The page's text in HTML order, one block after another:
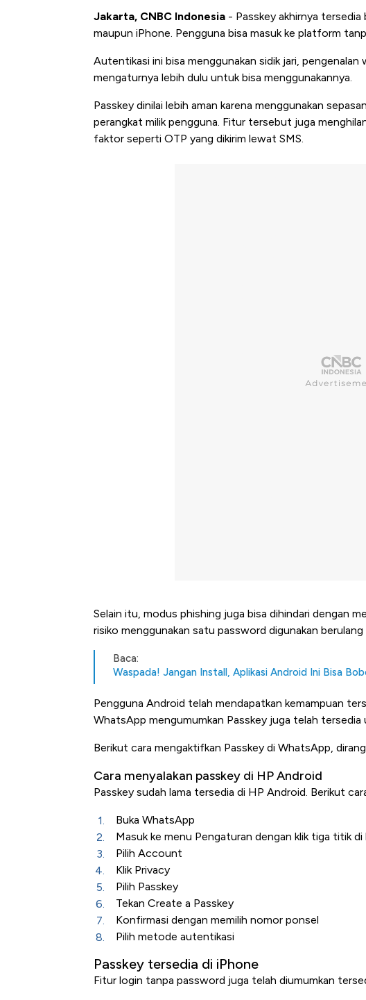
Jakarta, CNBC Indonesia - Passkey akhirnya
maupun iPhone. Pengguna bisa masuk ke platform
Autentikasi ini bisa menggunakan sidik jari, pengenalan
mengaturnya lebih dulu untuk bisa menggunakannya.
Passkey dinilai lebih aman karena menggunakan
perangkat milik pengguna. Fitur tersebut juga
faktor seperti OTP yang dikirim lewat SMS.
Selain itu, modus phishing juga bisa dihindari dengan
risiko menggunakan satu password digunakan berulang
Baca:
Waspada! Jangan Install, Aplikasi Android Ini Bisa
Pengguna Android telah mendapatkan kemampuan
WhatsApp mengumumkan Passkey juga telah tersedia
Berikut cara mengaktifkan Passkey di WhatsApp,
Cara menyalakan passkey di HP Android
Passkey sudah lama tersedia di HP Android. Berikut
Buka WhatsApp
Masuk ke menu Pengaturan dengan klik tiga titik di
Pilih Account
Klik Privacy
Pilih Passkey
Tekan Create a Passkey
Konfirmasi dengan memilih nomor ponsel
Pilih metode autentikasi
Passkey tersedia di iPhone
Fitur login tanpa password juga telah diumumkan
Begini Cara Korsel atasi Panas Tanpa AC
di Jaman Dulu